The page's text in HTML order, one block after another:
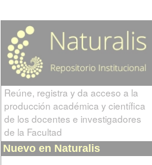
Reúne, registra y da acceso a la
producción académica y científica
de los docentes e investigadores
de la Facultad
Nuevo en Naturalis